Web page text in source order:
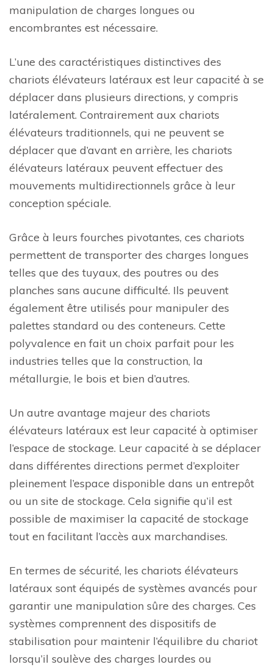
manipulation de charges longues ou
encombrantes est nécessaire.
L’une des caractéristiques distinctives des
chariots élévateurs latéraux est leur capacité à se
déplacer dans plusieurs directions, y compris
latéralement. Contrairement aux chariots
élévateurs traditionnels, qui ne peuvent se
déplacer que d’avant en arrière, les chariots
élévateurs latéraux peuvent effectuer des
mouvements multidirectionnels grâce à leur
conception spéciale.
Grâce à leurs fourches pivotantes, ces chariots
permettent de transporter des charges longues
telles que des tuyaux, des poutres ou des
planches sans aucune difficulté. Ils peuvent
également être utilisés pour manipuler des
palettes standard ou des conteneurs. Cette
polyvalence en fait un choix parfait pour les
industries telles que la construction, la
métallurgie, le bois et bien d’autres.
Un autre avantage majeur des chariots
élévateurs latéraux est leur capacité à optimiser
l’espace de stockage. Leur capacité à se déplacer
dans différentes directions permet d’exploiter
pleinement l’espace disponible dans un entrepôt
ou un site de stockage. Cela signifie qu’il est
possible de maximiser la capacité de stockage
tout en facilitant l’accès aux marchandises.
En termes de sécurité, les chariots élévateurs
latéraux sont équipés de systèmes avancés pour
garantir une manipulation sûre des charges. Ces
systèmes comprennent des dispositifs de
stabilisation pour maintenir l’équilibre du chariot
lorsqu’il soulève des charges lourdes ou